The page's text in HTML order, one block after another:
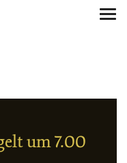
um 7.00